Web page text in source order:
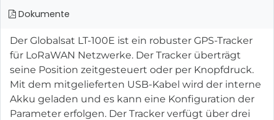
Dokumente
Der Globalsat LT-100E ist ein robuster GPS-Tracker
für LoRaWAN Netzwerke. Der Tracker überträgt
seine Position zeitgesteuert oder per Knopfdruck.
Mit dem mitgelieferten USB-Kabel wird der interne
Akku geladen und es kann eine Konfiguration der
Parameter erfolgen. Der Tracker verfügt über drei